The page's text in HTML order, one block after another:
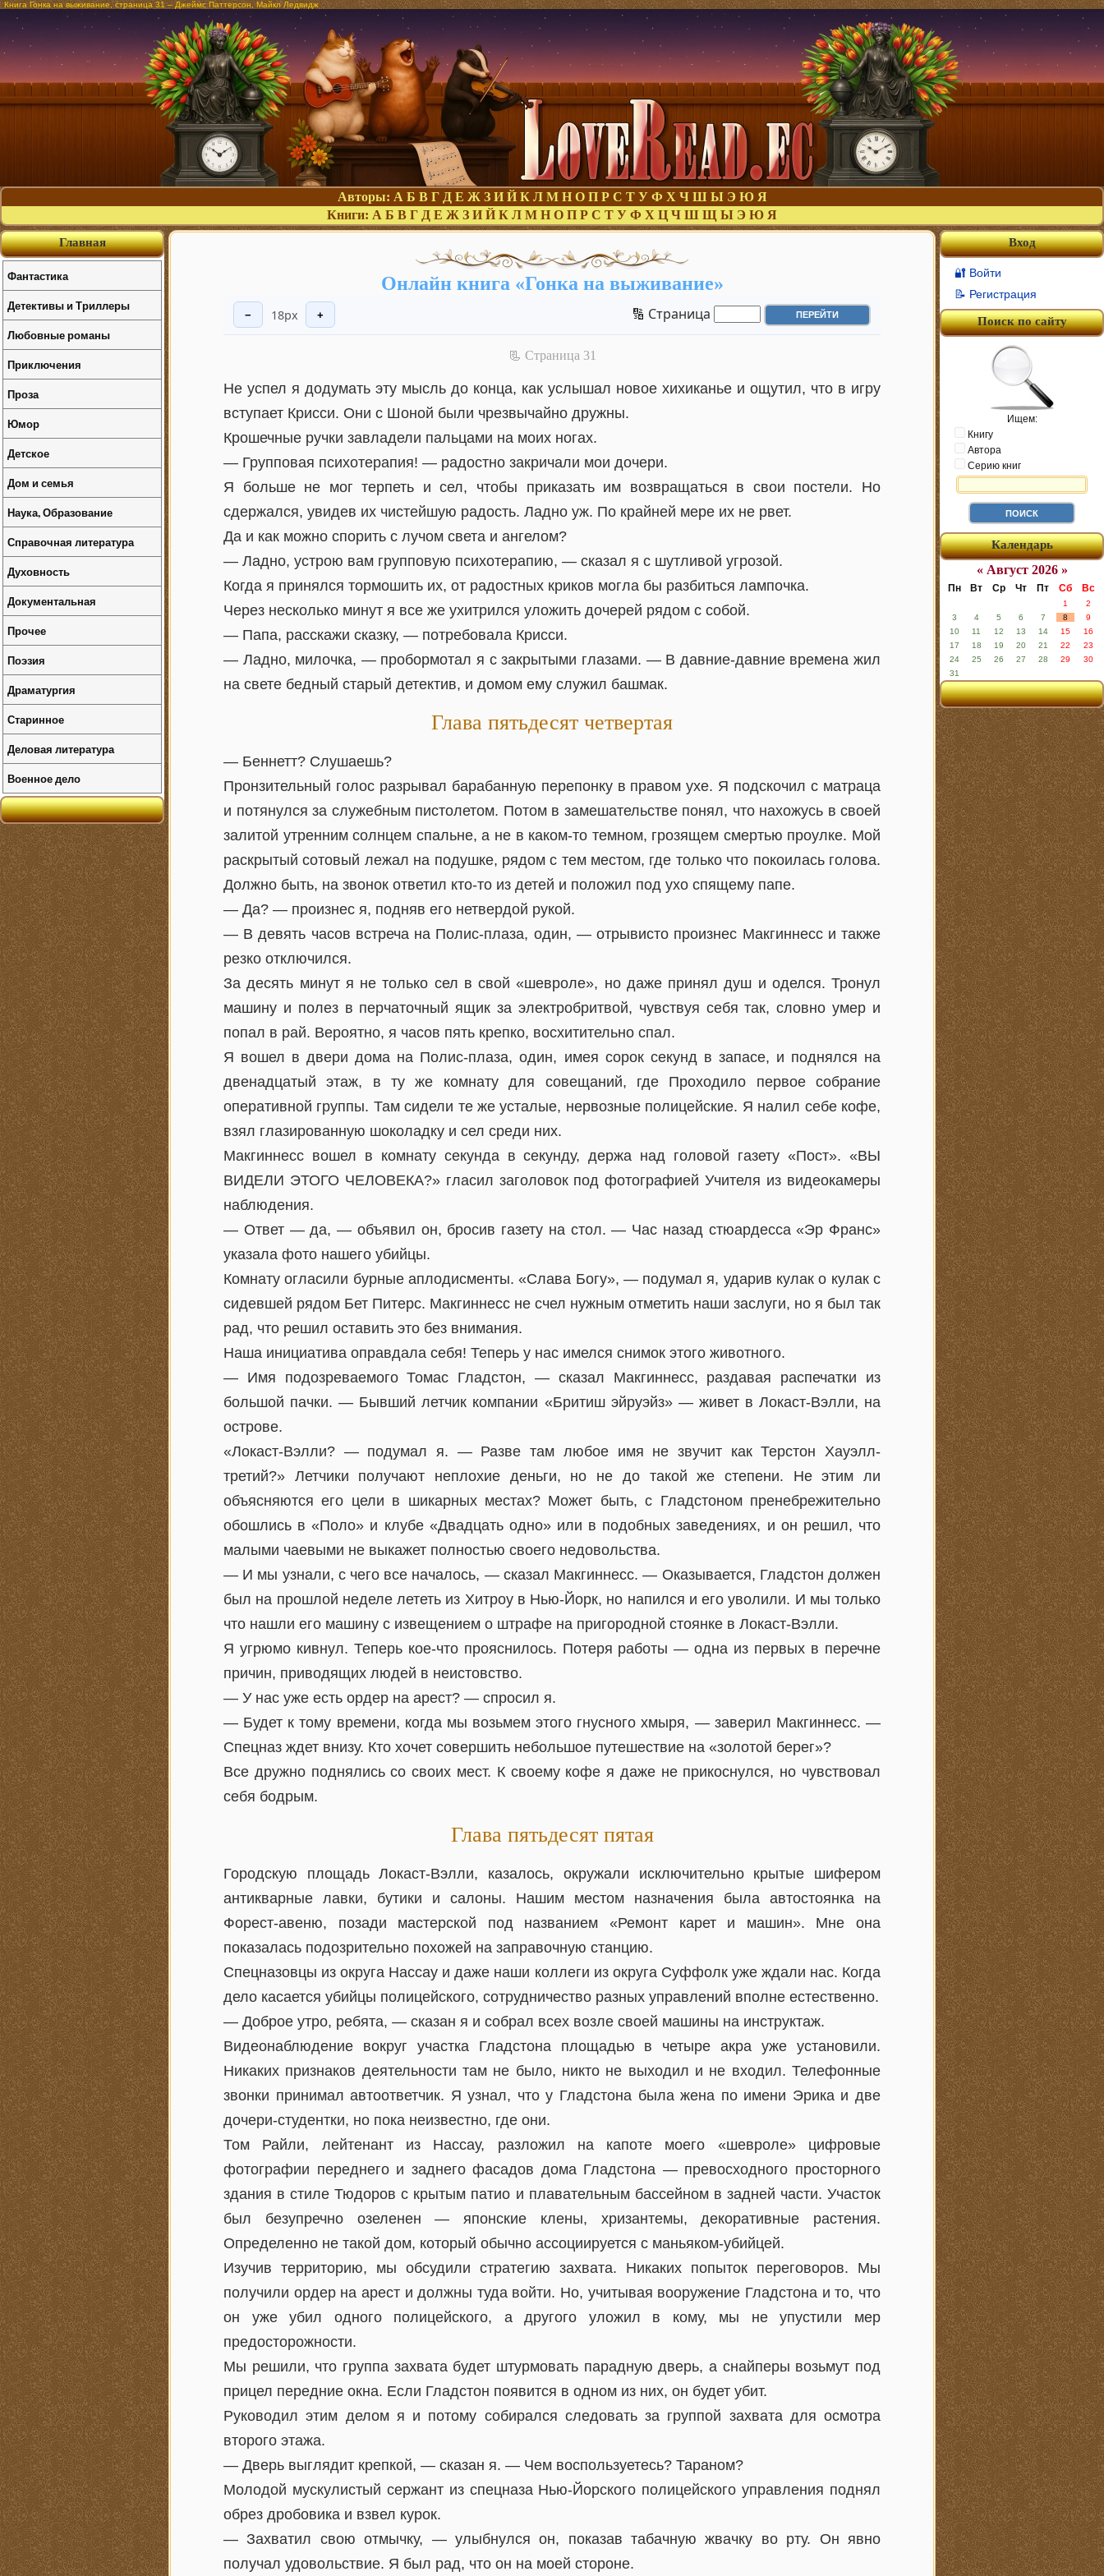
Книга Гонка на выживание, страница 31 – Джеймс Паттерсон, Майкл Ледвидж
Авторы: А Б В Г Д Е Ж З И Й К Л М Н О П Р С Т У Ф Х Ч Ш Ы Э Ю Я
Книги: А Б В Г Д Е Ж З И Й К Л М Н О П Р С Т У Ф Х Ц Ч Ш Щ Ы Э Ю Я
Онлайн книга «Гонка на выживание»
− 18px + 🔢 Страница
📃 Cтраница 31
Не успел я додумать эту мысль до конца, как услышал новое хихиканье и ощутил, что в игру
вступает Крисси. Они с Шоной были чрезвычайно дружны.
Крошечные ручки завладели пальцами на моих ногах.
— Групповая психотерапия! — радостно закричали мои дочери.
Я больше не мог терпеть и сел, чтобы приказать им возвращаться в свои постели. Но
сдержался, увидев их чистейшую радость. Ладно уж. По крайней мере их не рвет.
Да и как можно спорить с лучом света и ангелом?
— Ладно, устрою вам групповую психотерапию, — сказал я с шутливой угрозой.
Когда я принялся тормошить их, от радостных криков могла бы разбиться лампочка.
Через несколько минут я все же ухитрился уложить дочерей рядом с собой.
— Папа, расскажи сказку, — потребовала Крисси.
— Ладно, милочка, — пробормотал я с закрытыми глазами. — В давние-давние времена жил
на свете бедный старый детектив, и домом ему служил башмак.
Глава пятьдесят четвертая
— Беннетт? Слушаешь?
Пронзительный голос разрывал барабанную перепонку в правом ухе. Я подскочил с матраца
и потянулся за служебным пистолетом. Потом в замешательстве понял, что нахожусь в своей
залитой утренним солнцем спальне, а не в каком-то темном, грозящем смертью проулке. Мой
раскрытый сотовый лежал на подушке, рядом с тем местом, где только что покоилась голова.
Должно быть, на звонок ответил кто-то из детей и положил под ухо спящему папе.
— Да? — произнес я, подняв его нетвердой рукой.
— В девять часов встреча на Полис-плаза, один, — отрывисто произнес Макгиннесс и также
резко отключился.
За десять минут я не только сел в свой «шевроле», но даже принял душ и оделся. Тронул
машину и полез в перчаточный ящик за электробритвой, чувствуя себя так, словно умер и
попал в рай. Вероятно, я часов пять крепко, восхитительно спал.
Я вошел в двери дома на Полис-плаза, один, имея сорок секунд в запасе, и поднялся на
двенадцатый этаж, в ту же комнату для совещаний, где Проходило первое собрание
оперативной группы. Там сидели те же усталые, нервозные полицейские. Я налил себе кофе,
взял глазированную шоколадку и сел среди них.
Макгиннесс вошел в комнату секунда в секунду, держа над головой газету «Пост». «ВЫ
ВИДЕЛИ ЭТОГО ЧЕЛОВЕКА?» гласил заголовок под фотографией Учителя из видеокамеры
наблюдения.
— Ответ — да, — объявил он, бросив газету на стол. — Час назад стюардесса «Эр Франс»
указала фото нашего убийцы.
Комнату огласили бурные аплодисменты. «Слава Богу», — подумал я, ударив кулак о кулак с
сидевшей рядом Бет Питерс. Макгиннесс не счел нужным отметить наши заслуги, но я был так
рад, что решил оставить это без внимания.
Наша инициатива оправдала себя! Теперь у нас имелся снимок этого животного.
— Имя подозреваемого Томас Гладстон, — сказал Макгиннесс, раздавая распечатки из
большой пачки. — Бывший летчик компании «Бритиш эйруэйз» — живет в Локаст-Вэлли, на
острове.
«Локаст-Вэлли? — подумал я. — Разве там любое имя не звучит как Терстон Хауэлл-
третий?» Летчики получают неплохие деньги, но не до такой же степени. Не этим ли
объясняются его цели в шикарных местах? Может быть, с Гладстоном пренебрежительно
обошлись в «Поло» и клубе «Двадцать одно» или в подобных заведениях, и он решил, что
малыми чаевыми не выкажет полностью своего недовольства.
— И мы узнали, с чего все началось, — сказал Макгиннесс. — Оказывается, Гладстон должен
был на прошлой неделе лететь из Хитроу в Нью-Йорк, но напился и его уволили. И мы только
что нашли его машину с извещением о штрафе на пригородной стоянке в Локаст-Вэлли.
Я угрюмо кивнул. Теперь кое-что прояснилось. Потеря работы — одна из первых в перечне
причин, приводящих людей в неистовство.
— У нас уже есть ордер на арест? — спросил я.
— Будет к тому времени, когда мы возьмем этого гнусного хмыря, — заверил Макгиннесс. —
Спецназ ждет внизу. Кто хочет совершить небольшое путешествие на «золотой берег»?
Все дружно поднялись со своих мест. К своему кофе я даже не прикоснулся, но чувствовал
себя бодрым.
Глава пятьдесят пятая
Городскую площадь Локаст-Вэлли, казалось, окружали исключительно крытые шифером
антикварные лавки, бутики и салоны. Нашим местом назначения была автостоянка на
Форест-авеню, позади мастерской под названием «Ремонт карет и машин». Мне она
показалась подозрительно похожей на заправочную станцию.
Спецназовцы из округа Нассау и даже наши коллеги из округа Суффолк уже ждали нас. Когда
дело касается убийцы полицейского, сотрудничество разных управлений вполне естественно.
— Доброе утро, ребята, — сказан я и собрал всех возле своей машины на инструктаж.
Видеонаблюдение вокруг участка Гладстона площадью в четыре акра уже установили.
Никаких признаков деятельности там не было, никто не выходил и не входил. Телефонные
звонки принимал автоответчик. Я узнал, что у Гладстона была жена по имени Эрика и две
дочери-студентки, но пока неизвестно, где они.
Том Райли, лейтенант из Нассау, разложил на капоте моего «шевроле» цифровые
фотографии переднего и заднего фасадов дома Гладстона — превосходного просторного
здания в стиле Тюдоров с крытым патио и плавательным бассейном в задней части. Участок
был безупречно озеленен — японские клены, хризантемы, декоративные растения.
Определенно не такой дом, который обычно ассоциируется с маньяком-убийцей.
Изучив территорию, мы обсудили стратегию захвата. Никаких попыток переговоров. Мы
получили ордер на арест и должны туда войти. Но, учитывая вооружение Гладстона и то, что
он уже убил одного полицейского, а другого уложил в кому, мы не упустили мер
предосторожности.
Мы решили, что группа захвата будет штурмовать парадную дверь, а снайперы возьмут под
прицел передние окна. Если Гладстон появится в одном из них, он будет убит.
Руководил этим делом я и потому собирался следовать за группой захвата для осмотра
второго этажа.
— Дверь выглядит крепкой, — сказан я. — Чем воспользуетесь? Тараном?
Молодой мускулистый сержант из спецназа Нью-Йорского полицейского управления поднял
обрез дробовика и взвел курок.
— Захватил свою отмычку, — улыбнулся он, показав табачную жвачку во рту. Он явно
получал удовольствие. Я был рад, что он на моей стороне.
Вход
🔐 Войти
📝 Регистрация
Поиск по сайту
Ищем:
Книгу
Автора
Серию книг
Календарь
« Август 2026 »
Пн Вт Ср Чт Пт Сб Вс
1
2
3
4 5 6 7 8
9
10
11 12 13 14 15
16
17
18 19 20 21 22
23
24
25 26 27 28 29
30
31
Главная
Фантастика
Детективы и Триллеры
Любовные романы
Приключения
Проза
Юмор
Детское
Дом и семья
Наука, Образование
Справочная литература
Духовность
Документальная
Прочее
Поэзия
Драматургия
Старинное
Деловая литература
Военное дело